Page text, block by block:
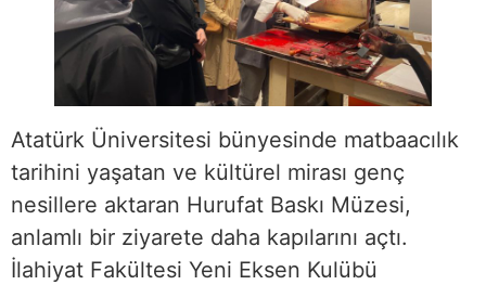
Atatürk Üniversitesi bünyesinde matbaacılık
tarihini yaşatan ve kültürel mirası genç
nesillere aktaran Hurufat Baskı Müzesi,
anlamlı bir ziyarete daha kapılarını açtı.
İlahiyat Fakültesi Yeni Eksen Kulübü